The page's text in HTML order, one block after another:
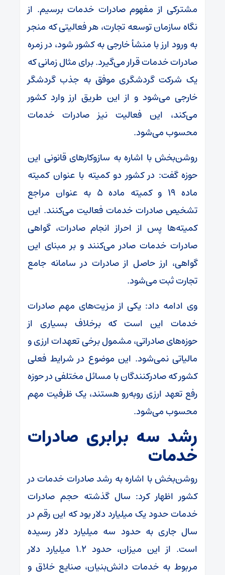
مشترکی از مفهوم صادرات خدمات برسیم. از
نگاه سازمان توسعه تجارت، هر فعالیتی که منجر
به ورود ارز با منشأ خارجی به کشور شود، در زمره
صادرات خدمات قرار می‌گیرد. برای مثال زمانی که
یک شرکت گردشگری موفق به جذب گردشگر
خارجی می‌شود و از این طریق ارز وارد کشور
می‌کند، این فعالیت نیز صادرات خدمات
محسوب می‌شود.
روشن‌بخش با اشاره به سازوکارهای قانونی این
حوزه گفت: در کشور دو کمیته با عنوان کمیته
ماده ۱۹ و کمیته ماده ۵ به عنوان مراجع
تشخیص صادرات خدمات فعالیت می‌کنند. این
کمیته‌ها پس از احراز انجام صادرات، گواهی
صادرات خدمات صادر می‌کنند و بر مبنای این
گواهی، ارز حاصل از صادرات در سامانه جامع
تجارت ثبت می‌شود.
وی ادامه داد: یکی از مزیت‌های مهم صادرات
خدمات این است که برخلاف بسیاری از
حوزه‌های صادراتی، مشمول برخی تعهدات ارزی و
مالیاتی نمی‌شود. این موضوع در شرایط فعلی
کشور که صادرکنندگان با مسائل مختلفی در حوزه
رفع تعهد ارزی روبه‌رو هستند، یک ظرفیت مهم
محسوب می‌شود.
رشد سه برابری صادرات
خدمات
روشن‌بخش با اشاره به رشد صادرات خدمات در
کشور اظهار کرد: سال گذشته حجم صادرات
خدمات حدود یک میلیارد دلار بود که این رقم در
سال جاری به حدود سه میلیارد دلار رسیده
است. از این میزان، حدود ۱.۲ میلیارد دلار
مربوط به خدمات دانش‌بنیان، صنایع خلاق و